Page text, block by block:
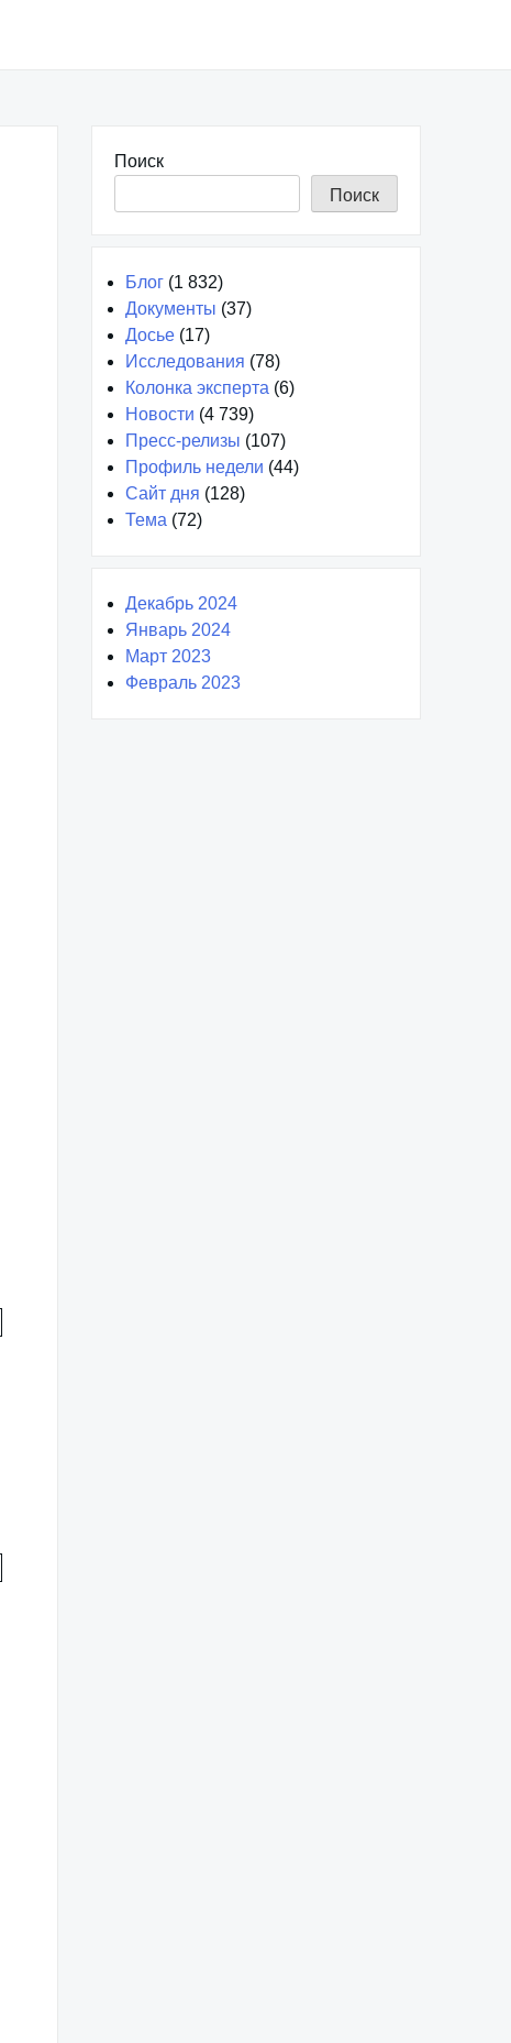
Поиск
Поиск
Блог (1 832)
Документы (37)
Досье (17)
Исследования (78)
Колонка эксперта (6)
Новости (4 739)
Пресс-релизы (107)
Профиль недели (44)
Сайт дня (128)
Тема (72)
Декабрь 2024
Январь 2024
Март 2023
Февраль 2023